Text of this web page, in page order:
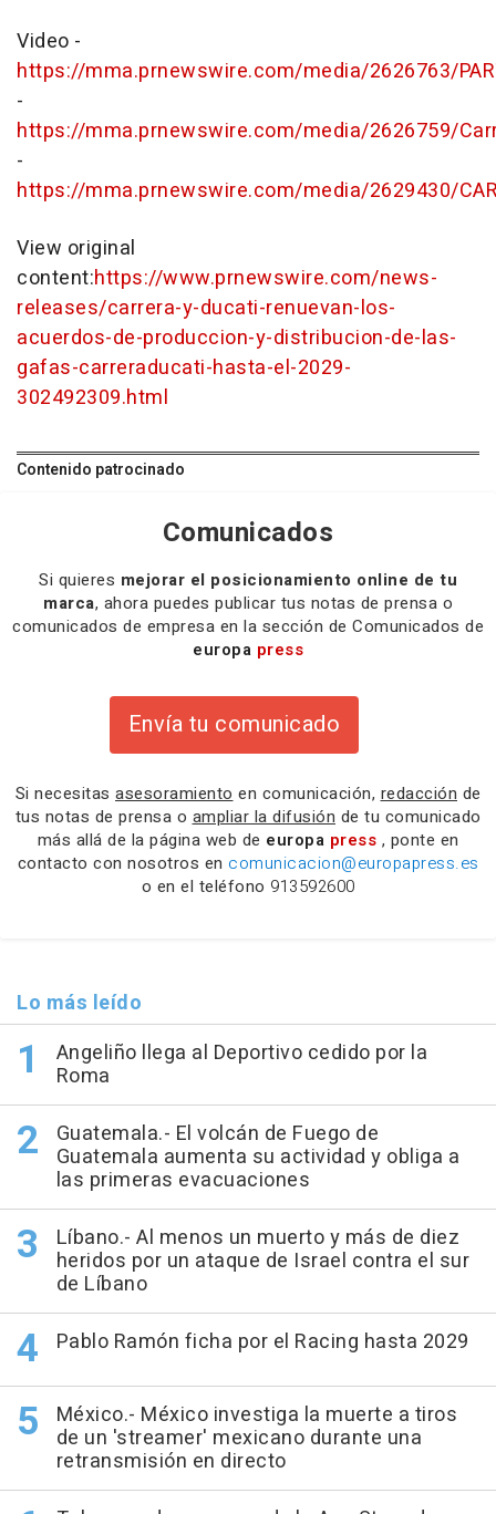
Video -
https://mma.prnewswire.com/media/2626763/
-
https://mma.prnewswire.com/media/2626759/
-
https://mma.prnewswire.com/media/2629430/
View original
content:https://www.prnewswire.com/news-
releases/carrera-y-ducati-renuevan-los-
acuerdos-de-produccion-y-distribucion-de-las-
gafas-carreraducati-hasta-el-2029-
302492309.html
Contenido patrocinado
Comunicados
Si quieres mejorar el posicionamiento online de tu
marca, ahora puedes publicar tus notas de prensa o
comunicados de empresa en la sección de Comunicados de
europa press
Envía tu comunicado
Si necesitas asesoramiento en comunicación, redacción de
tus notas de prensa o ampliar la difusión de tu comunicado
más allá de la página web de europa press , ponte en
contacto con nosotros en comunicacion@europapress.es
o en el teléfono 913592600
Lo más leído
Angeliño llega al Deportivo cedido por la
Roma
Guatemala.- El volcán de Fuego de
Guatemala aumenta su actividad y obliga a
las primeras evacuaciones
Líbano.- Al menos un muerto y más de diez
heridos por un ataque de Israel contra el sur
de Líbano
Pablo Ramón ficha por el Racing hasta 2029
México.- México investiga la muerte a tiros
de un 'streamer' mexicano durante una
retransmisión en directo